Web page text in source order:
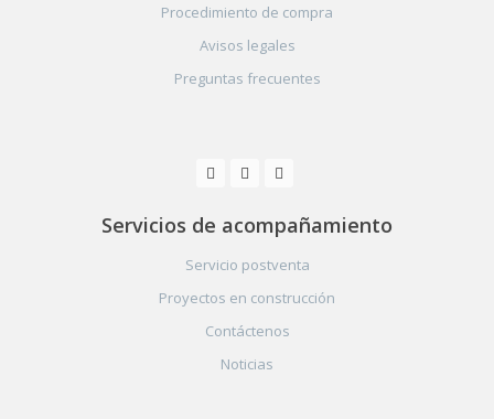
Procedimiento de compra
Avisos legales
Preguntas frecuentes
Servicios de acompañamiento
Servicio postventa
Proyectos en construcción
Contáctenos
Noticias